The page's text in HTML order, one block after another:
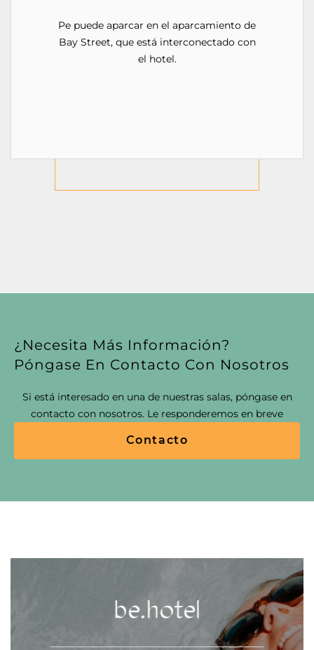
Pe puede aparcar en el aparcamiento de
Bay Street, que está interconectado con
el hotel.
¿Necesita Más Información?
Póngase En Contacto Con Nosotros
Si está interesado en una de nuestras salas, póngase en
contacto con nosotros. Le responderemos en breve
Contacto